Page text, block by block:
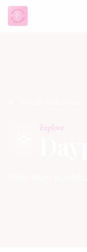
Explora